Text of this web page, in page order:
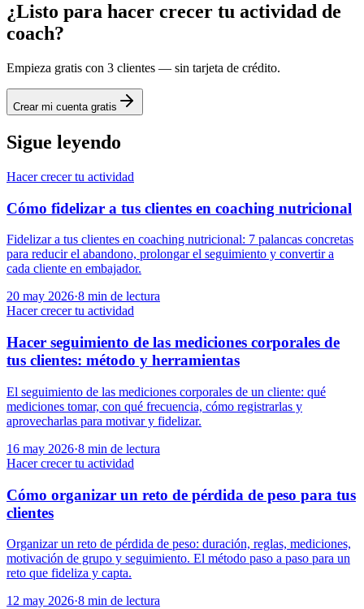
¿Listo para hacer crecer tu actividad de
coach?
Empieza gratis con 3 clientes — sin tarjeta de crédito.
Crear mi cuenta gratis
Sigue leyendo
Hacer crecer tu actividad
Cómo fidelizar a tus clientes en coaching nutricional
Fidelizar a tus clientes en coaching nutricional: 7 palancas concretas
para reducir el abandono, prolongar el seguimiento y convertir a
cada cliente en embajador.
20 may 2026·8 min de lectura
Hacer crecer tu actividad
Hacer seguimiento de las mediciones corporales de
tus clientes: método y herramientas
El seguimiento de las mediciones corporales de un cliente: qué
mediciones tomar, con qué frecuencia, cómo registrarlas y
aprovecharlas para motivar y fidelizar.
16 may 2026·8 min de lectura
Hacer crecer tu actividad
Cómo organizar un reto de pérdida de peso para tus
clientes
Organizar un reto de pérdida de peso: duración, reglas, mediciones,
motivación de grupo y seguimiento. El método paso a paso para un
reto que fideliza y capta.
12 may 2026·8 min de lectura